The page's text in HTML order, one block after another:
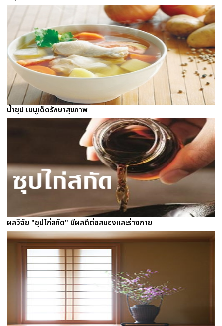
น้ำซุป เมนูเด็ดรักษาสุขภาพ
ผลวิจัย "ซุปไก่สกัด" มีผลดีต่อสมองและร่างกาย